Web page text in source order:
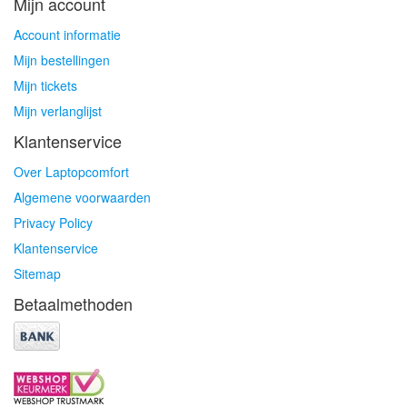
Account informatie
Mijn bestellingen
Mijn tickets
Mijn verlanglijst
Klantenservice
Over Laptopcomfort
Algemene voorwaarden
Privacy Policy
Klantenservice
Sitemap
Betaalmethoden